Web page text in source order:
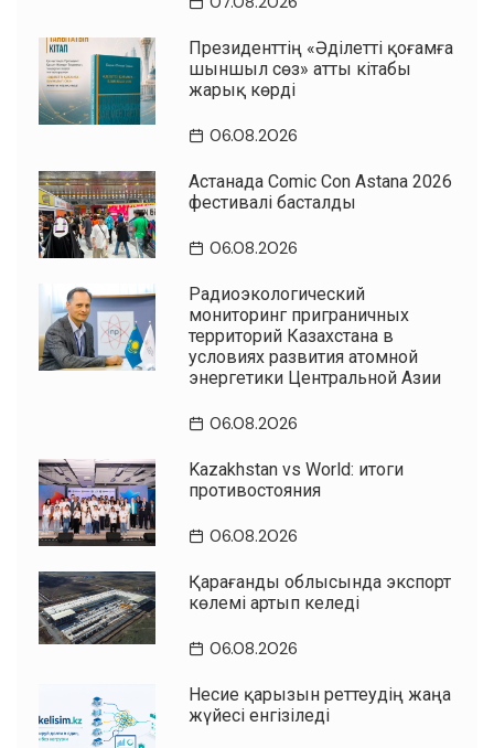
Президенттің «Әділетті қоғамға
шыншыл сөз» атты кітабы
жарық көрді
06.08.2026
Астанада Comic Con Astana 2026
фестивалі басталды
06.08.2026
Радиоэкологический
мониторинг приграничных
территорий Казахстана в
условиях развития атомной
энергетики Центральной Азии
06.08.2026
Kazakhstan vs World: итоги
противостояния
06.08.2026
Қарағанды облысында экспорт
көлемі артып келеді
06.08.2026
Несие қарызын реттеудің жаңа
жүйесі енгізіледі